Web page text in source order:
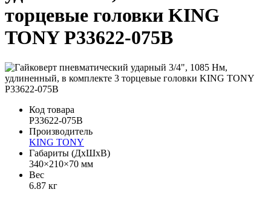
торцевые головки KING
TONY P33622-075B
Код товара
P33622-075B
Производитель
KING TONY
Габариты (ДхШхВ)
340×210×70 мм
Вес
6.87 кг